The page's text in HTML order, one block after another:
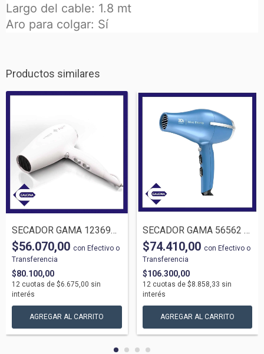
Largo del cable: 1.8 mt
Aro para colgar: Sí
Productos similares
SECADOR GAMA 123694 DIAMOD CERAMIC STD 2...
$80.100,00
$56.070,00 con Efectivo o
Transferencia
12 cuotas de $6.675,00 sin
interés
SECADOR GAMA 56562 TEMPO COMPACT 3D BLUE...
$106.300,00
$74.410,00 con Efectivo o
Transferencia
12 cuotas de $8.858,33 sin
interés